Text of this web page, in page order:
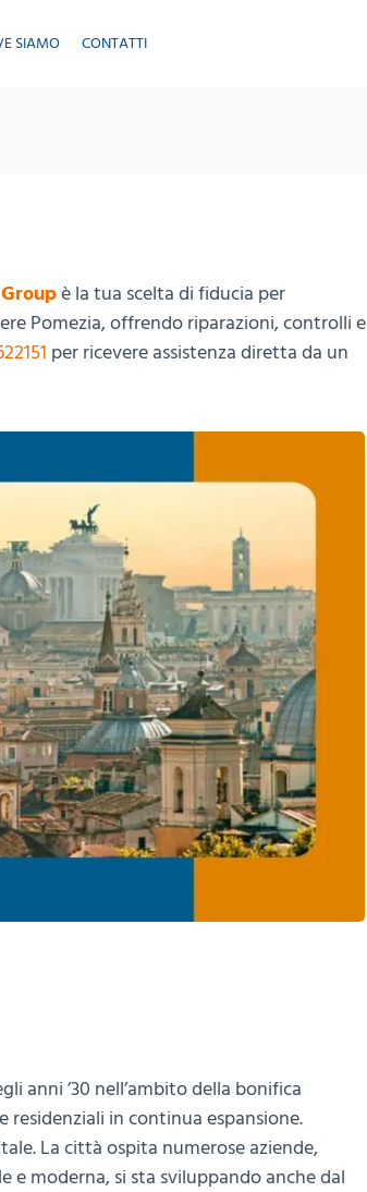
SIAMO CONTATTI
è la tua scelta di fiducia per
Pomezia, offrendo riparazioni, controlli e
per ricevere assistenza diretta da un
anni ’30 nell’ambito della bonifica
in continua espansione.
La città ospita numerose aziende,
moderna, si sta sviluppando anche dal